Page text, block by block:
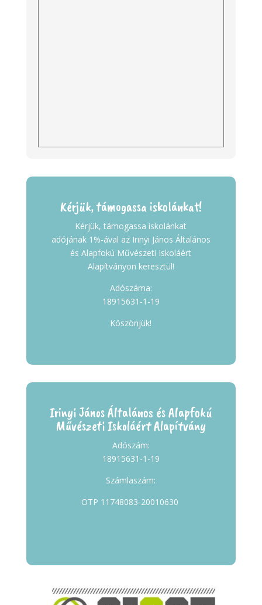
Kérjük, támogassa iskolánkat!
Kérjük, támogassa iskolánkat
adójának 1%-ával az Irinyi János Általános
és Alapfokú Művészeti Iskoláért
Alapítványon keresztül!
Adószáma:
18915631-1-19
Köszönjük!
Irinyi János Általános és Alapfokú
Művészeti Iskoláért Alapítvány
Adószám:
18915631-1-19
Számlaszám:
OTP 11748083-20010630